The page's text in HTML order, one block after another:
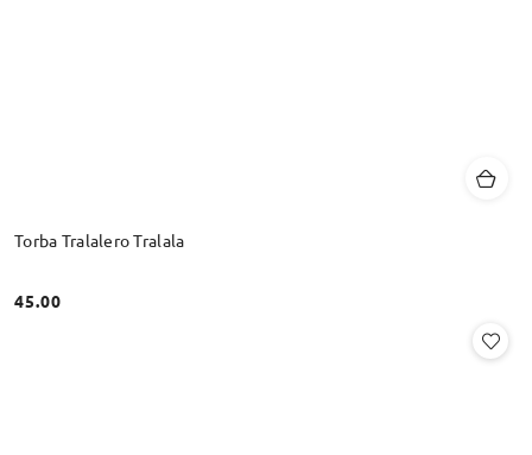
Torba Tralalero Tralala
Cena:
45.00